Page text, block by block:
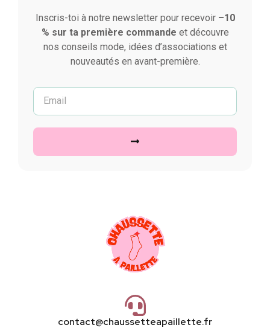
Inscris-toi à notre newsletter pour recevoir –10
% sur ta première commande et découvre
nos conseils mode, idées d’associations et
nouveautés en avant-première.
contact@chaussetteapaillette.fr